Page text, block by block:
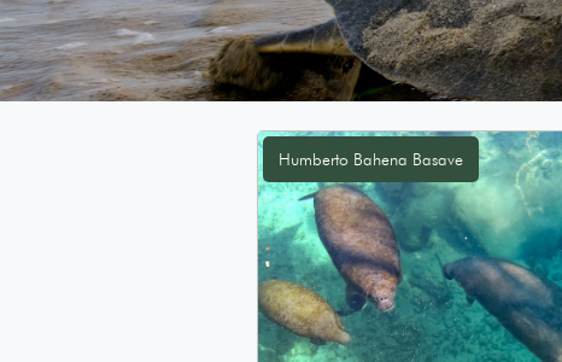
Humberto Bahena Basave